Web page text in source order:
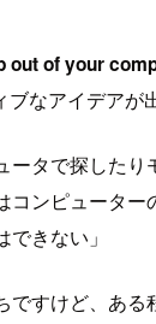
out of your
なアイデアが
ータで探した
ンピューター
きない」
すけど、あ